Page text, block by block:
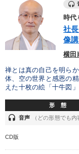
時代
社
像
横田
禅とは真の自己を明ら
体、空の世界と感恩の
えた十枚の絵「十牛図
形 態
headset 音声 （どの形態でも内
CD版